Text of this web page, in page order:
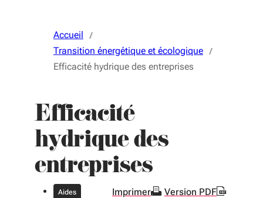
Accueil
Transition énergétique et écologique
Efficacité hydrique des entreprises
Efficacité
hydrique des
entreprises
Aides Imprimer Version PDF